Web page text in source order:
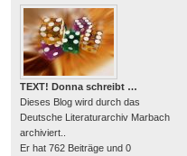
TEXT! Donna schreibt …
Dieses Blog wird durch das
Deutsche Literaturarchiv Marbach
archiviert..
Er hat 762 Beiträge und 0